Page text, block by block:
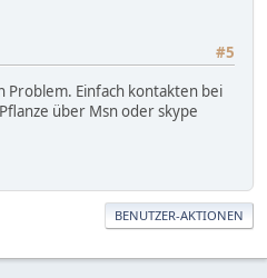
#5
Problem. Einfach kontakten bei
über Msn oder skype
BENUTZER-AKTIONEN